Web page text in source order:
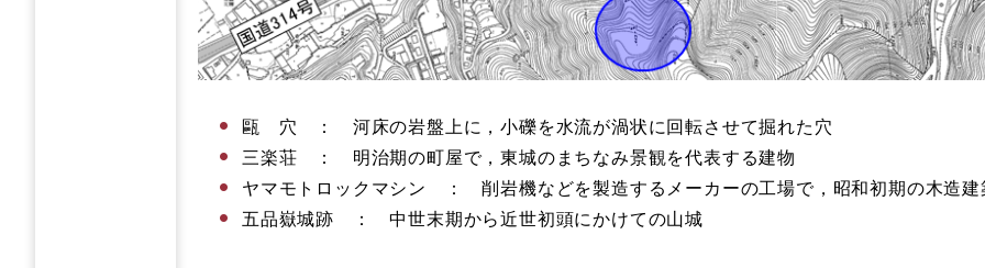
甌 穴 ： 河床の岩盤上に，小礫を水流が渦状に回転させて掘れた穴
三楽荘 ： 明治期の町屋で，東城のまちなみ景観を代表する建物
ヤマモトロックマシン ： 削岩機などを製造するメーカーの工場で，昭和初期の木造建
五品嶽城跡 ： 中世末期から近世初頭にかけての山城